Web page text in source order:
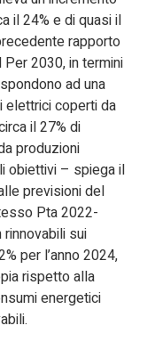
il 24% e di quasi il
rapporto
2030, in termini
ad una
elettrici coperti da
il 27% di
produzioni
obiettivi – spiega il
previsioni del
Pta 2022-
sui
per l’anno 2024,
rispetto alla
energetici